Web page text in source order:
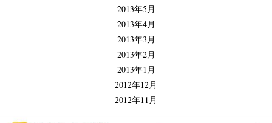
2013年5月
2013年4月
2013年3月
2013年2月
2013年1月
2012年12月
2012年11月